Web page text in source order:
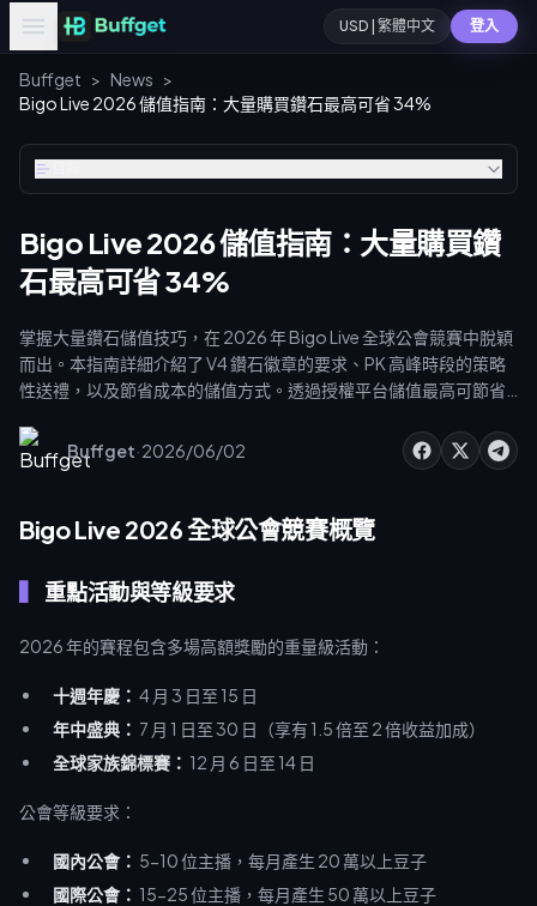
USD | 繁體中文 登入
Buffget > News >
Bigo Live 2026 儲值指南：大量購買鑽石最高可省 34%
Bigo Live 2026 儲值指南：大量購買鑽
石最高可省 34%
掌握大量鑽石儲值技巧，在 2026 年 Bigo Live 全球公會競賽中脫穎
而出。本指南詳細介紹了 V4 鑽石徽章的要求、PK 高峰時段的策略
性送禮，以及節省成本的儲值方式。透過授權平台儲值最高可節省
會積分以確保您的 V4 認證資格。
Buffget·2026/06/02
Bigo Live 2026 全球公會競賽概覽
重點活動與等級要求
2026 年的賽程包含多場高額獎勵的重量級活動：
十週年慶： 4 月 3 日至 15 日
年中盛典： 7 月 1 日至 30 日（享有 1.5 倍至 2 倍收益加成）
全球家族錦標賽： 12 月 6 日至 14 日
公會等級要求：
國內公會： 5-10 位主播，每月產生 20 萬以上豆子
國際公會： 15-25 位主播，每月產生 50 萬以上豆子